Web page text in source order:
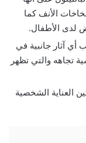
الأنف كما
لدى الأطفال.
أي آثار جانبية في
تجاهه والتي تظهر
العناية الشخصية